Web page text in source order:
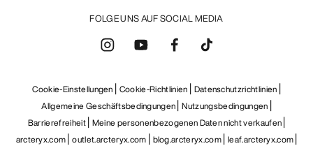
FOLGE UNS AUF SOCIAL MEDIA
Cookie-Einstellungen Cookie-Richtlinien Datenschutzrichtlinien
Allgemeine Geschäftsbedingungen Nutzungsbedingungen
Barrierefreiheit Meine personenbezogenen Daten nicht verkaufen
arcteryx.com outlet.arcteryx.com blog.arcteryx.com leaf.arcteryx.com